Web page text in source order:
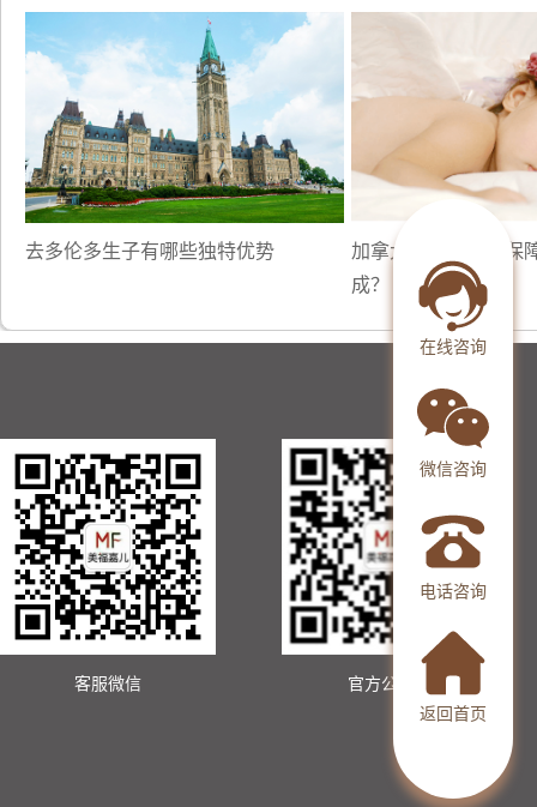
去多伦多生子有哪些独特优势
加拿大生子，如何保
成？
在线咨询
微信咨询
电话咨询
返回首页
客服微信 官方公众号